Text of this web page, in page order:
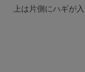
上は片側にハギが